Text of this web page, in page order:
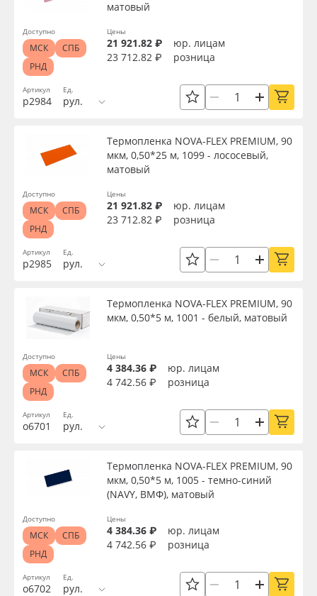
Артикул
р2984
матовый
Ед.
рул.
Цены
21 921.82 ₽
юр. лицам
23 712.82 ₽
розница
Доступно
МСК
СПБ
РНД
Артикул
р2985
Термопленка NOVA-FLEX PREMIUM, 90
мкм, 0,50*25 м, 1099 - лососевый,
матовый
Ед.
рул.
Цены
21 921.82 ₽
юр. лицам
23 712.82 ₽
розница
Доступно
МСК
СПБ
РНД
Артикул
о6701
Термопленка NOVA-FLEX PREMIUM, 90
мкм, 0,50*5 м, 1001 - белый, матовый
Ед.
рул.
Цены
4 384.36 ₽
юр. лицам
4 742.56 ₽
розница
Доступно
МСК
СПБ
РНД
Артикул
о6702
Термопленка NOVA-FLEX PREMIUM, 90
мкм, 0,50*5 м, 1005 - темно-синий
(NAVY, ВМФ), матовый
Ед.
рул.
Цены
4 384.36 ₽
юр. лицам
4 742.56 ₽
розница
Доступно
МСК
СПБ
РНД